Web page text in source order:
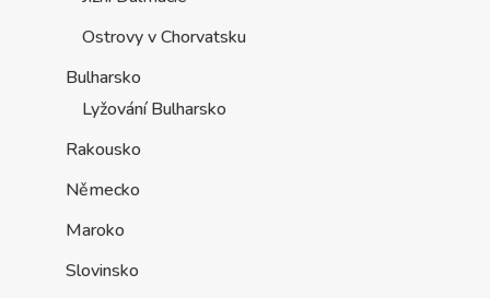
Ostrovy v Chorvatsku
Bulharsko
Lyžování Bulharsko
Rakousko
Německo
Maroko
Slovinsko